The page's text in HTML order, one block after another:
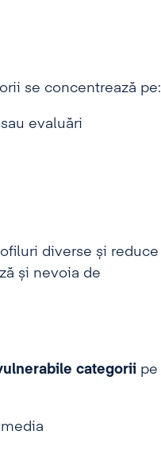
se concentrează pe:
evaluări
diverse și reduce
și nevoia de
categorii pe